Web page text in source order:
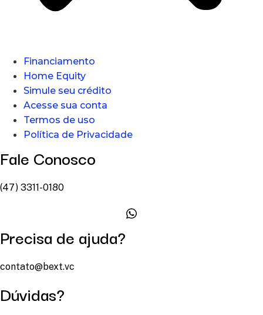
Financiamento
Home Equity
Simule seu crédito
Acesse sua conta
Termos de uso
Política de Privacidade
Fale Conosco
(47) 3311-0180
Precisa de ajuda?
contato@bext.vc
Dúvidas?